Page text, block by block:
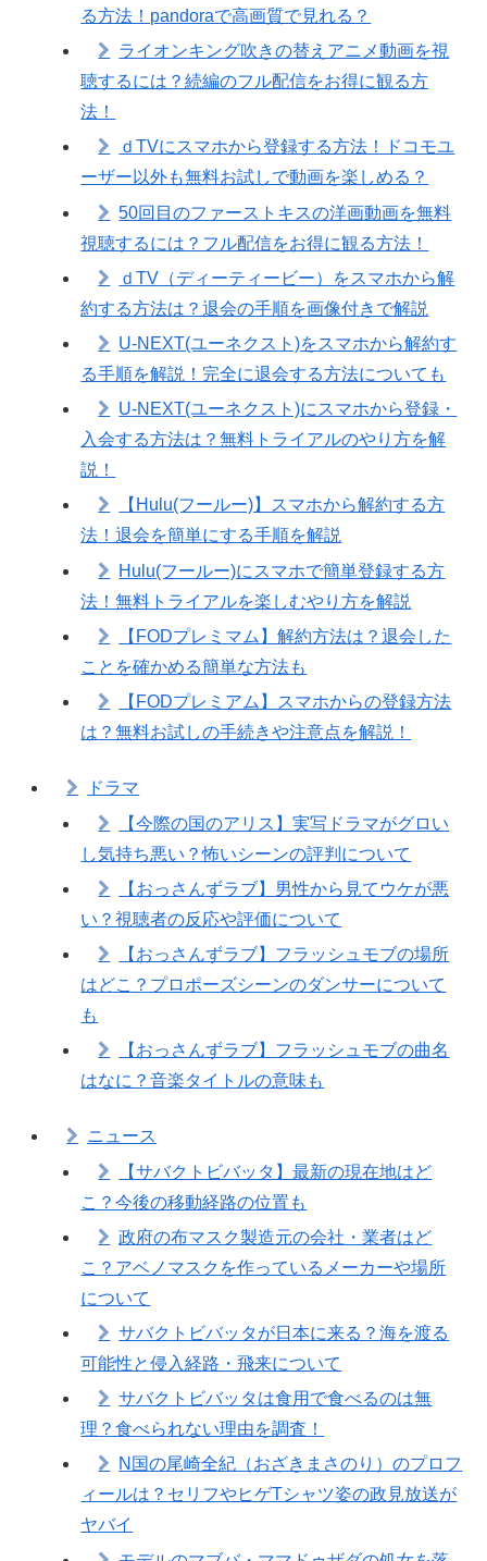
る方法！pandoraで高画質で見れる？
ライオンキング吹きの替えアニメ動画を視
聴するには？続編のフル配信をお得に観る方
法！
ｄTVにスマホから登録する方法！ドコモユ
ーザー以外も無料お試しで動画を楽しめる？
50回目のファーストキスの洋画動画を無料
視聴するには？フル配信をお得に観る方法！
ｄTV（ディーティービー）をスマホから解
約する方法は？退会の手順を画像付きで解説
U-NEXT(ユーネクスト)をスマホから解約す
る手順を解説！完全に退会する方法についても
U-NEXT(ユーネクスト)にスマホから登録・
入会する方法は？無料トライアルのやり方を解
説！
【Hulu(フールー)】スマホから解約する方
法！退会を簡単にする手順を解説
Hulu(フールー)にスマホで簡単登録する方
法！無料トライアルを楽しむやり方を解説
【FODプレミマム】解約方法は？退会した
ことを確かめる簡単な方法も
【FODプレミアム】スマホからの登録方法
は？無料お試しの手続きや注意点を解説！
ドラマ
【今際の国のアリス】実写ドラマがグロい
し気持ち悪い？怖いシーンの評判について
【おっさんずラブ】男性から見てウケが悪
い？視聴者の反応や評価について
【おっさんずラブ】フラッシュモブの場所
はどこ？プロポーズシーンのダンサーについて
も
【おっさんずラブ】フラッシュモブの曲名
はなに？音楽タイトルの意味も
ニュース
【サバクトビバッタ】最新の現在地はど
こ？今後の移動経路の位置も
政府の布マスク製造元の会社・業者はど
こ？アベノマスクを作っているメーカーや場所
について
サバクトビバッタが日本に来る？海を渡る
可能性と侵入経路・飛来について
サバクトビバッタは食用で食べるのは無
理？食べられない理由を調査！
N国の尾崎全紀（おざきまさのり）のプロフ
ィールは？セリフやヒゲTシャツ姿の政見放送が
ヤバイ